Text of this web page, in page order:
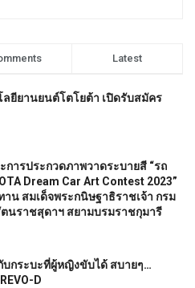
Latest
ลยียานยนต์โตโยต้า เปิดรับสมัคร
ารประกวดภาพวาดระบายสี “รถ
Dream Car Art Contest 2023”
าน สมเด็จพระกนิษฐาธิราชเจ้า กรม
ตนราชสุดาฯ สยามบรมราชกุมารี
กระบะที่ผู้หญิงขับได้ สบายๆ…
D